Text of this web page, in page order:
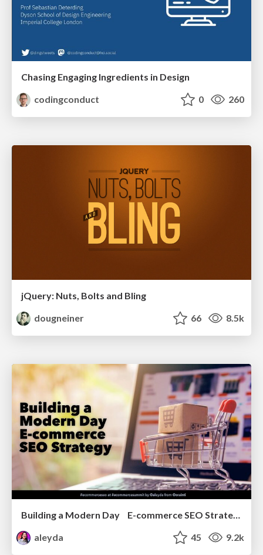
Chasing Engaging Ingredients in Design
codingconduct
0 260
jQuery: Nuts, Bolts and Bling
dougneiner
66 8.5k
Building a Modern Day E-commerce SEO Strategy
aleyda
45 9.2k